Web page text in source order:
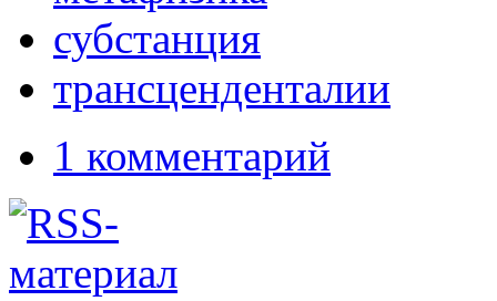
субстанция
трансценденталии
1 комментарий